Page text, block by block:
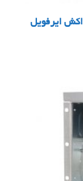
ایرفویل